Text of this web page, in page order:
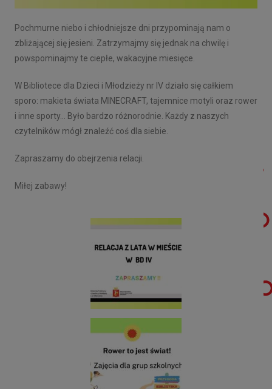
Pochmurne niebo i chłodniejsze dni przypominają nam o
zbliżającej się jesieni. Zatrzymajmy się jednak na chwilę i
powspominajmy te ciepłe, wakacyjne miesięce.
W Bibliotece dla Dzieci i Młodzieży nr IV działo się całkiem
sporo: makieta świata MINECRAFT, tajemnice motyli oraz rower
i inne sporty… Było bardzo różnorodnie. Każdy z naszych
czytelników mógł znaleźć coś dla siebie.
Zapraszamy do obejrzenia relacji.
Miłej zabawy!